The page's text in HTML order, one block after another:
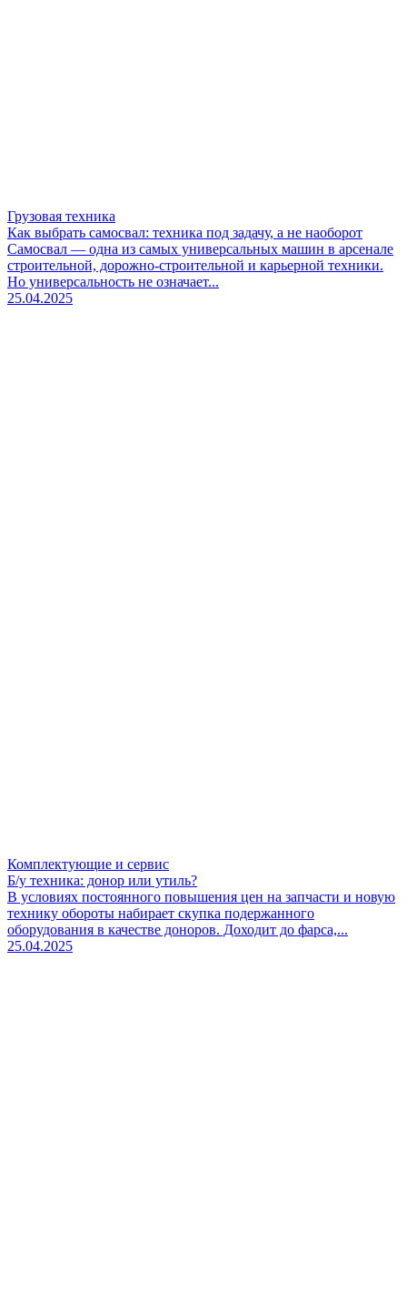
Грузовая техника
Как выбрать самосвал: техника под задачу, а не наоборот
Самосвал — одна из самых универсальных машин в арсенале
строительной, дорожно-строительной и карьерной техники.
Но универсальность не означает...
25.04.2025
Комплектующие и сервис
Б/у техника: донор или утиль?
В условиях постоянного повышения цен на запчасти и новую
технику обороты набирает скупка подержанного
оборудования в качестве доноров. Доходит до фарса,...
25.04.2025